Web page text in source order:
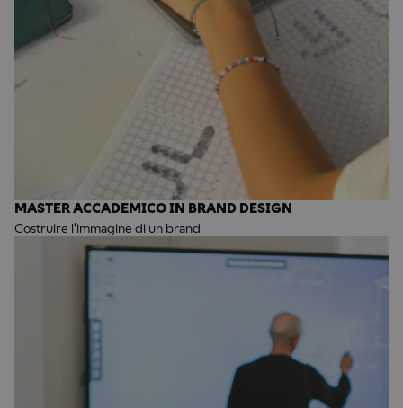
MASTER ACCADEMICO IN BRAND DESIGN
Costruire l'immagine di un brand